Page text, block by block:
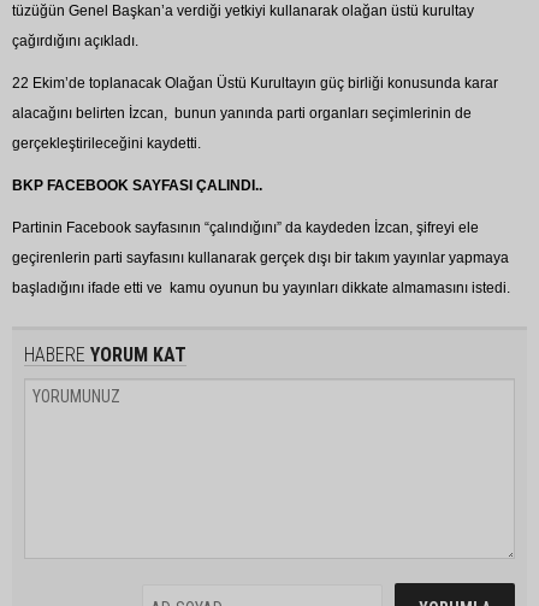
tüzüğün Genel Başkan’a verdiği yetkiyi kullanarak olağan üstü kurultay
çağırdığını açıkladı.
22 Ekim’de toplanacak Olağan Üstü Kurultayın güç birliği konusunda karar
alacağını belirten İzcan, bunun yanında parti organları seçimlerinin de
gerçekleştirileceğini kaydetti.
BKP FACEBOOK SAYFASI ÇALINDI..
Partinin Facebook sayfasının “çalındığını” da kaydeden İzcan, şifreyi ele
geçirenlerin parti sayfasını kullanarak gerçek dışı bir takım yayınlar yapmaya
başladığını ifade etti ve kamu oyunun bu yayınları dikkate almamasını istedi.
HABERE YORUM KAT